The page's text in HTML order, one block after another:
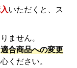
いただくと、ス
ません。
適合商品への変更
ください。